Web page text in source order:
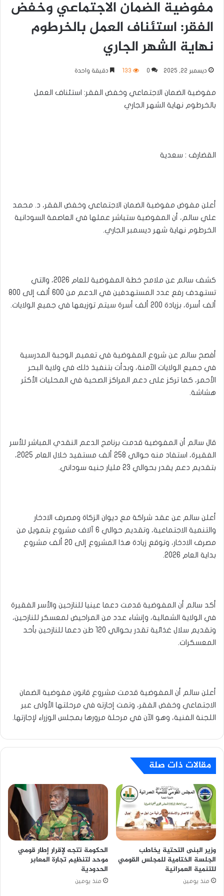
مفوضية الضمان الاجتماعي وخفض
الفقر: استئناف العمل بالخرطوم
نهاية الشهر الجاري
ديسمبر 22, 2025 0
133 دقيقة واحدة
مفوضية الضمان الاجتماعي وخفض الفقر: استئناف العمل
بالخرطوم نهاية الشهر الجاري
القضارف : سعدية
أعلن مفوض مفوضية الضمان الاجتماعي وخفض الفقر، د. محمد
علي سالم، أن المفوضية ستباشر عملها في العاصمة السودانية
الخرطوم نهاية شهر ديسمبر الجاري.
كشف سالم عن ملامح خطة المفوضية للعام 2026، والتي
تستهدف رفع عدد المستهدفين في الدعم من 600 ألف إلى 800
ألف أسرة، بزيادة 200 ألف أسرة سيتم توزيعها في جميع الولايات.
أفصح سالم عن شروع المفوضية في تعميم الوجبة المدرسية
في جميع الولايات الآمنة، وبدأت بتنفيذ ذلك في ولاية البحر
الأحمر، كما تركز على دعم المراكز الصحية في المحليات الأكثر
هشاشة.
قال سالم أن المفوضية قدمت برنامج الدعم النقدي المباشر للأسر
الفقيرة، استفاد منه حوالي 258 ألف مستفيد خلال العام 2025،
بتقديم دعم يقدر بحوالي 23 مليار جنيه سوداني.
أعلن سالم عن عقد شراكة مع ديوان الزكاة ومصرف الادخار
والتنمية الاجتماعية، وتقديم حوالي 6 آلاف مشروع بتمويل من
مصرف الادخار، وتوقع زيادة هذا المشروع إلى 20 ألف مشروع
بداية العام 2026.
أكد سالم أن المفوضية قدمت دعما عينيا للنازحين والأسر الفقيرة
في الولاية الشمالية، وإنشاء عدد من المراحيض لمعسكر للنازحين،
وتقديم سلال غذائية تقدر بحوالي 120 طن دعما للنازحين بأحد
المعسكرات.
أعلن سالم أن المفوضية قدمت مشروع قانون مفوضية الضمان
الاجتماعي وخفض الفقر، وتمت إجازته في مرحلتها الأولى عبر
اللجنة الفنية، وهو الآن في مرحلة مرورها بمجلس الوزراء لإجازتها.
مقالات ذات صلة
وزير البنى التحتية يخاطب
الجلسة الختامية للمجلس القومي
للتنمية العمرانية
منذ يومين
الحكومة تتجه لإقرار إطار قومي
موحد لتنظيم تجارة المعابر
الحدودية
منذ يومين